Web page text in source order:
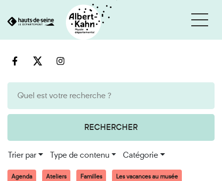
au
RECHERCHER
Trier par Type de contenu Catégorie
Agenda Ateliers Familles
Les vacances au musée
Cookies et traceurs utilisés sur ce site